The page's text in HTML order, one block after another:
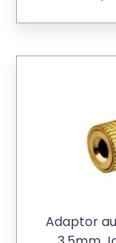
Adaptor